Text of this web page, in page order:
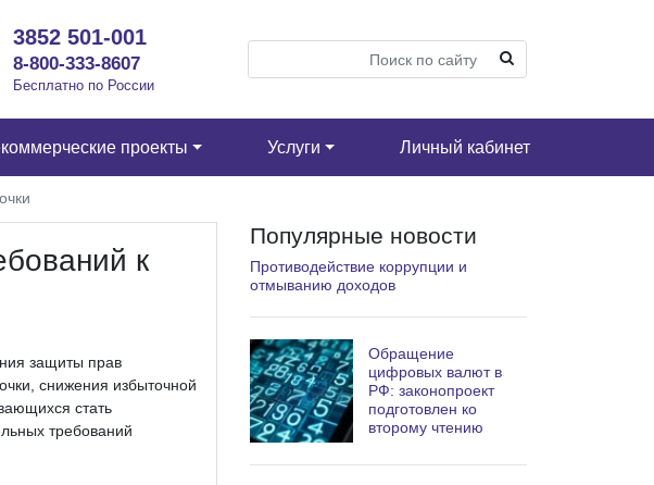
3852 501-001
8-800-333-8607
Бесплатно по России
проекты Услуги Личный кабинет
к
защиты прав
снижения избыточной
стать
требований
Популярные новости
Противодействие коррупции и
отмыванию доходов
Обращение
цифровых валют в
РФ: законопроект
подготовлен ко
второму чтению